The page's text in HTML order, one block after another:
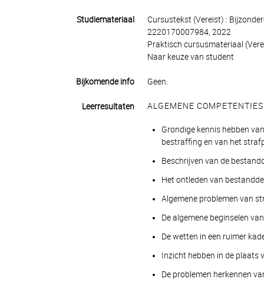
Studiemateriaal
Cursustekst (Vereist) :
2220170007984, 2022
Praktisch cursusmateriaal
Naar keuze van student
Bijkomende info Geen.
Leerresultaten ALGEMENE COMPETENTIES
Grondige kennis hebben
bestraffing en van het
Beschrijven van de
Het ontleden van
Algemene problemen van
De algemene beginselen
De wetten in een ruimer
Inzicht hebben in de plaats
De problemen herkennen